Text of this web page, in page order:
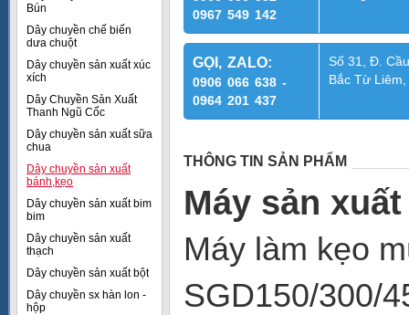
Bún
Dây chuyền chế biến
dưa chuột
Dây chuyền sản xuất xúc
xích
Dây Chuyền Sản Xuất
Thanh Ngũ Cốc
Dây chuyền sản xuất sữa
chua
Dây chuyền sản xuất
bánh,kẹo
Dây chuyền sản xuất bim
bim
Dây chuyền sản xuất
thạch
Dây chuyền sản xuất bột
Dây chuyền sx hàn lon -
hộp
0967 549 142
GỌI, ZALO:
0906 066 638 -
0964 201 437
Số 31, Đ.
Bắc Từ
THÔNG TIN SẢN PHẨM
Máy sản
Máy làm kẹo
SGD150/300/